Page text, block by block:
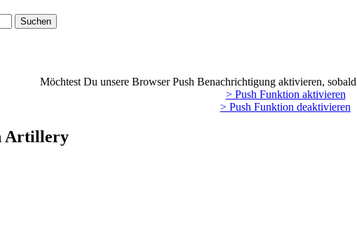
Möchtest Du unsere Browser Push Benachrichtigung aktivieren,
> Push Funktion aktivieren
> Push Funktion deaktivieren
Artillery